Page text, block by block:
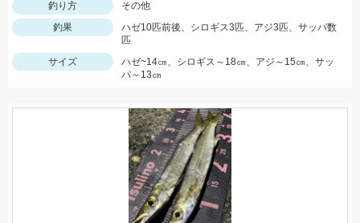
釣り方
その他
釣果
ハゼ10匹前後、シロギス3匹、アジ3匹、サッパ数
匹
サイズ
ハゼ~14㎝、シロギス～18㎝、アジ～15㎝、サッ
パ～13㎝